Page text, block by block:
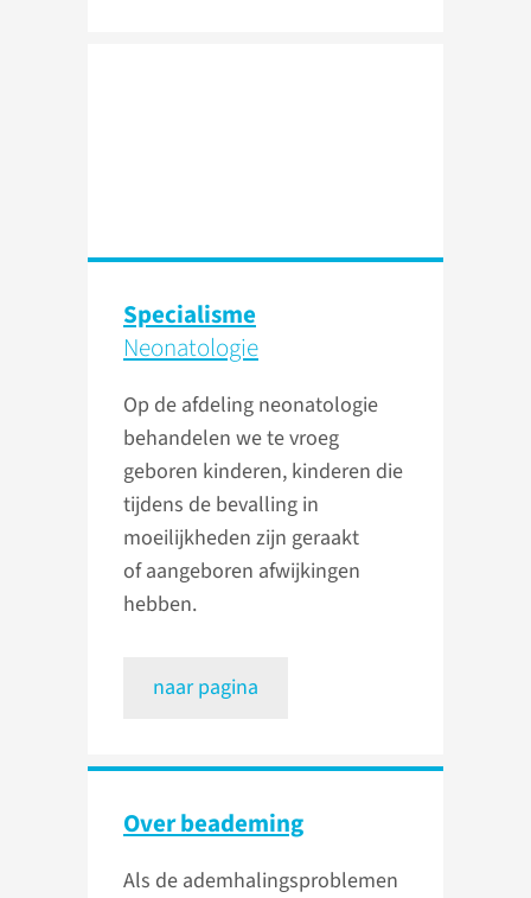
Specialisme
Neonatologie
Op de afdeling neonatologie
behandelen we te vroeg
geboren kinderen, kinderen die
tijdens de bevalling in
moeilijkheden zijn geraakt
of aangeboren afwijkingen
hebben.
naar pagina
Over beademing
Als de ademhalingsproblemen